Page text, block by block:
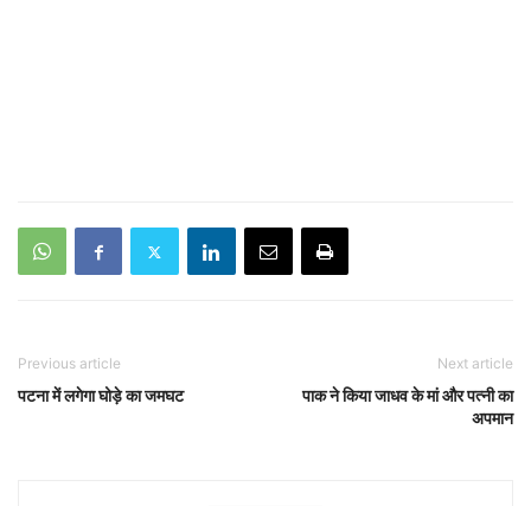
Previous article
पटना में लगेगा घोड़े का जमघट
Next article
पाक ने किया जाधव के मां और पत्नी का
अपमान